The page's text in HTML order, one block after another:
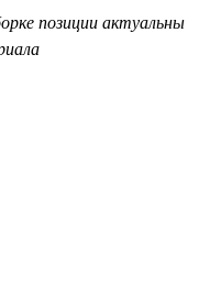
позиции актуальны